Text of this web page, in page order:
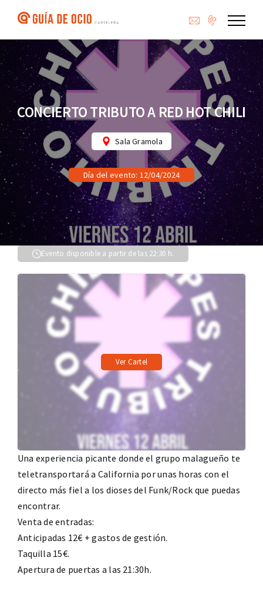
contenido
CONCIERTO TRIBUTO A RED HOT CHILI
Sala Gramola
Día del evento: 12/04/2024
Evento disponible a partir de las 22:30 h.
Una experiencia picante donde el grupo malagueño te
teletransportará a California por unas horas con el
directo más fiel a los dioses del Funk/Rock que puedas
encontrar.
Venta de entradas:
Anticipadas 12€ + gastos de gestión.
Taquilla 15€.
Apertura de puertas a las 21:30h.
Ver Cartel